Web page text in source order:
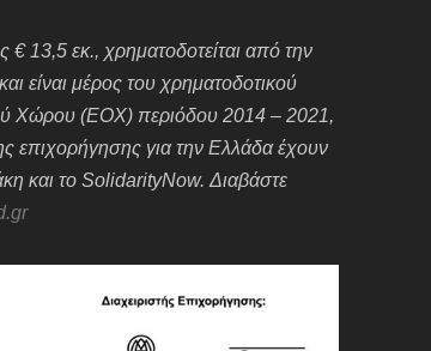
13,5 εκ., χρηματοδοτείται από την
είναι μέρος του χρηματοδοτικού
Χώρου (ΕΟΧ) περιόδου 2014 – 2021,
επιχορήγησης για την Ελλάδα έχουν
και το SolidarityNow. Διαβάστε